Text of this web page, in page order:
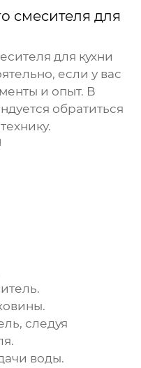
смесителя для
для кухни
если у вас
и опыт. В
обратиться
следуя
воды.